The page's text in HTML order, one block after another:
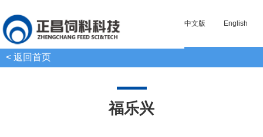
中文版 English
< 返回首页
福乐兴